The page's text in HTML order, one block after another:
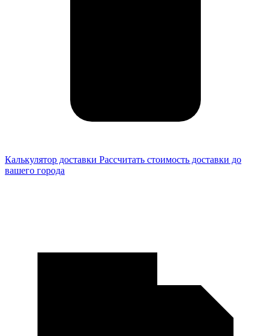
Калькулятор доставки Рассчитать стоимость доставки до
вашего города